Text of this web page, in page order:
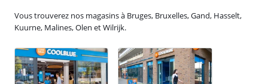
Vous trouverez nos magasins à Bruges, Bruxelles, Gand, Hasselt,
Kuurne, Malines, Olen et Wilrijk.